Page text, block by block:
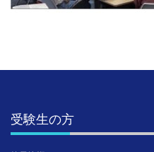
受験生の方